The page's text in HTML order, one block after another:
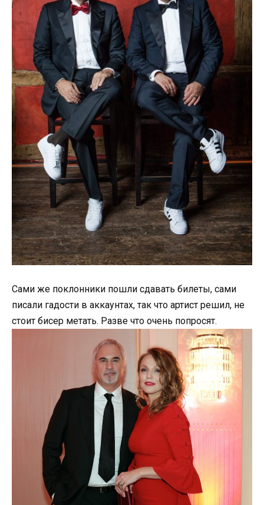
Сами же поклонники пошли сдавать билеты, сами
писали гадости в аккаунтах, так что артист решил, не
стоит бисер метать. Разве что очень попросят.